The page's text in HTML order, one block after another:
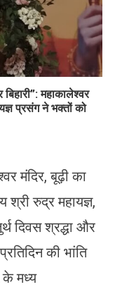
महाकालेश्वर
प्रसंग ने भक्तों को
मंदिर, बूढ़ी का
श्री रुद्र महायज्ञ,
दिवस श्रद्धा और
की भांति
के मध्य